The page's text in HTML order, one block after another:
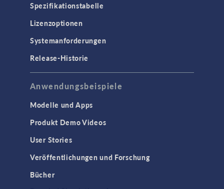
Spezifikationstabelle
Lizenzoptionen
Systemanforderungen
Release-Historie
Anwendungsbeispiele
Modelle und Apps
Produkt Demo Videos
User Stories
Veröffentlichungen und Forschung
Bücher